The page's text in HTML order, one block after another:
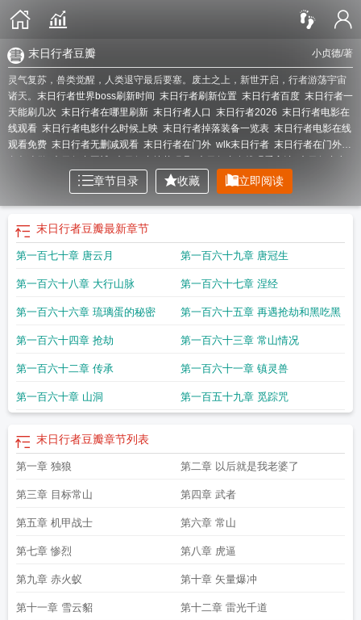
小贞德/著
末日行者豆瓣
灵气复苏，兽类觉醒，人类退守最后要塞。废土之上，新世开启，行者游荡宇宙
诸天。 末日行者世界boss刷新时间 末日行者刷新位置 末日行者百度 末日行者一
天能刷几次 末日行者在哪里刷新 末日行者人口 末日行者2026 末日行者电影在
线观看 末日行者电影什么时候上映 末日行者掉落装备一览表 末日行者电影在线
观看免费 末日行者无删减观看 末日行者在门外 wlk末日行者 末日行者在门外任
末日行者漫画末日行者坐骑掉率末日行者部落还是联盟人多
末日行者掉坐骑吗末日行者位置影月谷末日行者末日行者多久刷一次
行者免费高清观看20周年末日行者wow野外boss末日行者末日行者多少级可
以打 魔兽17周年庆末日行者末日行者多少人打
日行者末日行者 罗德福末日行者掉落坐骑末日行者可以一直刷吗末日行者过
路黄魔兽末日行者末日行者是几区 末日行者服务器怎么样末日行者服务器咋
者魔兽世界 末日行者 20周年 末日行者坐骑 末日行者服务器人口
免费观看高清
末日行者起点 末日行者龙鹰 魔兽世界10.0末日行者 末日行者电
攻略末日行者人口普查 魔兽世界正式服末日行者末日行者多少血
哪些装备末日行者游戏 上古世纪末日行者末日行者卡扎克在哪
者战利品架 末日行者披风 末日行者出啥坐骑末日行者掉几个坐骑
日行者 在线观看末日行者在线观看
记末日行者掉落什么装备末日行者电影末日行者 豆瓣末日行者破解版
章节目录 收藏 立即阅读
末日行者豆瓣最新章节
第一百七十章 唐云月 第一百六十九章 唐冠生
第一百六十八章 大行山脉 第一百六十七章 涅经
第一百六十六章 琉璃蛋的秘密 第一百六十五章 再遇抢劫和黑吃黑
第一百六十四章 抢劫 第一百六十三章 常山情况
第一百六十二章 传承 第一百六十一章 镇灵兽
第一百六十章 山洞 第一百五十九章 觅踪咒
末日行者豆瓣章节列表
第一章 独狼 第二章 以后就是我老婆了
第三章 目标常山 第四章 武者
第五章 机甲战士 第六章 常山
第七章 惨烈 第八章 虎逼
第九章 赤火蚁 第十章 矢量爆冲
第十一章 雪云貂 第十二章 雷光千道